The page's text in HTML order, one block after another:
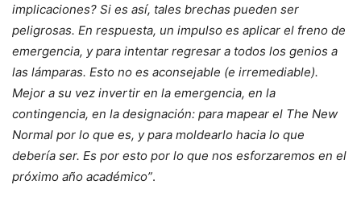
implicaciones? Si es así, tales brechas pueden ser
peligrosas. En respuesta, un impulso es aplicar el freno de
emergencia, y para intentar regresar a todos los genios a
las lámparas. Esto no es aconsejable (e irremediable).
Mejor a su vez invertir en la emergencia, en la
contingencia, en la designación: para mapear el The New
Normal por lo que es, y para moldearlo hacia lo que
debería ser. Es por esto por lo que nos esforzaremos en el
próximo año académico”.